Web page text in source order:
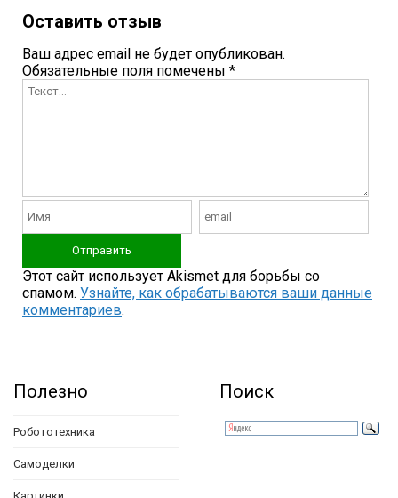
Оставить отзыв
Ваш адрес email не будет опубликован.
Обязательные поля помечены *
Этот сайт использует Akismet для борьбы со
спамом. Узнайте, как обрабатываются ваши данные
комментариев.
Полезно
Робототехника
Самоделки
Поиск